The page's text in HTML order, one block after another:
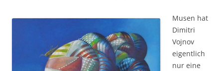
Musen hat
Dimitri
Vojnov
eigentlich
nur eine